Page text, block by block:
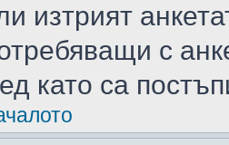
изтрият
с
като са